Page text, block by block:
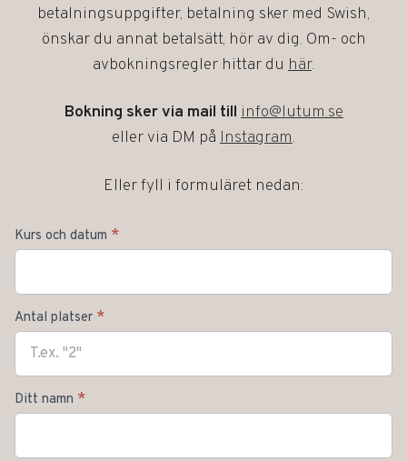
betalningsuppgifter, betalning sker med Swish,
önskar du annat betalsätt, hör av dig. Om- och
avbokningsregler hittar du här.
Bokning sker via mail till info@lutum.se
eller via DM på Instagram.
Eller fyll i formuläret nedan:
Boka
kurs
Kurs och datum *
Antal platser *
Ditt namn *